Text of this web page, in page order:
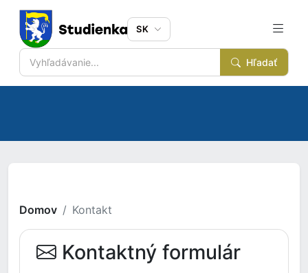
Hľadať
SK
Domov Kontakt
Kontaktný formulár